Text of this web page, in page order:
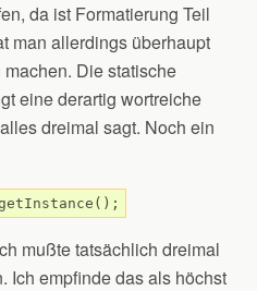
da ist Formatierung Teil
man allerdings überhaupt
Die statische
eine derartig wortreiche
dreimal sagt. Noch ein
mußte tatsächlich dreimal
Ich empfinde das als höchst